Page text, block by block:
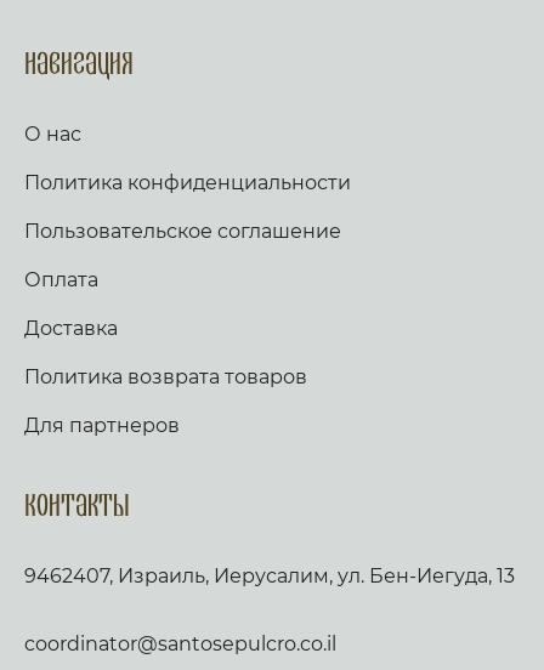
Навигация
О нас
Политика конфиденциальности
Пользовательское соглашение
Оплата
Доставка
Политика возврата товаров
Для партнеров
Контакты
9462407, Израиль, Иерусалим, ул. Бен-Иегуда, 13
coordinator@santosepulcro.co.il